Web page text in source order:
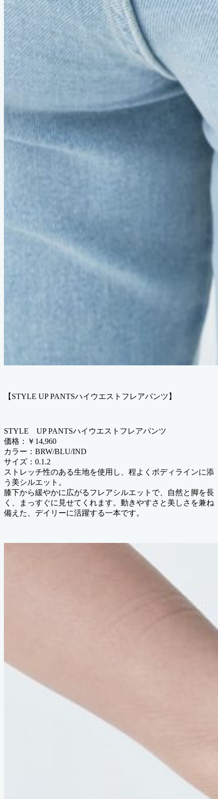
【STYLE UP PANTSハイウエストフレアパンツ】
STYLE UP PANTSハイウエストフレアパンツ
価格：￥14,960
カラー：BRW/BLU/IND
サイズ：0.1.2
ストレッチ性のある生地を使用し、程よくボディラインに添
う美シルエット。
膝下から緩やかに広がるフレアシルエットで、自然と脚を長
く、まっすぐに見せてくれます。動きやすさと美しさを兼ね
備えた、デイリーに活躍する一本です。